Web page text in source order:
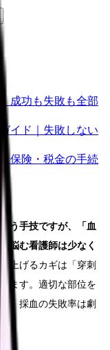
成功も失敗も全部
イド｜失敗しない
保険・税金の手続
う手技ですが、「血
悩む看護師は少なく
上げるカギは「穿刺
ます。適切な部位を
、採血の失敗率は劇